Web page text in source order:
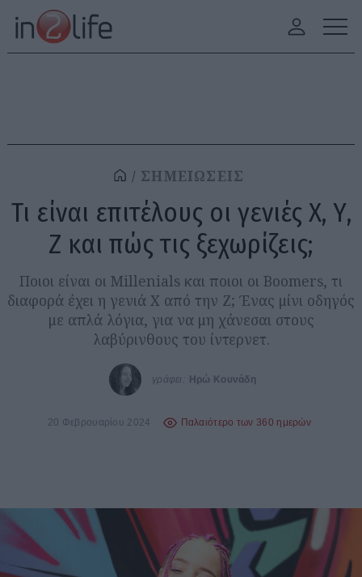
ΣΗΜΕΙΩΣΕΙΣ
Τι είναι επιτέλους οι γενιές Χ, Υ,
Ζ και πώς τις ξεχωρίζεις;
Ποιοι είναι οι Millenials και ποιοι οι Boomers, τι
διαφορά έχει η γενιά Χ από την Ζ; Ένας μίνι οδηγός
με απλά λόγια, για να μη χάνεσαι στους
λαβύρινθους του ίντερνετ.
γράφει: Ηρώ Κουνάδη
20 Φεβρουαρίου 2024 Παλαιότερο των 360 ημερών